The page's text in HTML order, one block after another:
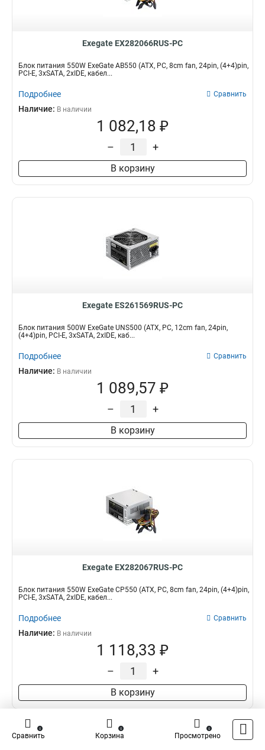
Exegate EX282066RUS-PC
Блок питания 550W ExeGate AB550 (ATX, PC, 8cm fan, 24pin, (4+4)pin,
PCI-E, 3xSATA, 2xIDE, кабел...
Подробнее Сравнить
Наличие: В наличии
1 082,18 ₽
– +
В корзину
Exegate ES261569RUS-PC
Блок питания 500W ExeGate UNS500 (ATX, PC, 12cm fan, 24pin,
(4+4)pin, PCI-E, 3xSATA, 2xIDE, каб...
Подробнее Сравнить
Наличие: В наличии
1 089,57 ₽
– +
В корзину
Exegate EX282067RUS-PC
Блок питания 550W ExeGate CP550 (ATX, PC, 8cm fan, 24pin, (4+4)pin,
PCI-E, 3xSATA, 2xIDE, кабел...
Подробнее Сравнить
Наличие: В наличии
1 118,33 ₽
– +
В корзину
Сравнить
0
Корзина
0
Просмотрено
0